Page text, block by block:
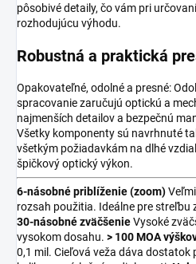
pôsobivé detaily, čo vám pri
rozhodujúcu výhodu.
Robustná a praktická
Opakovateľné, odolné a presné:
spracovanie zaručujú optickú a
najmenších detailov a bezpečnú
Všetky komponenty sú navrhnuté
všetkým požiadavkám na dlhé
špičkový optický výkon.
6-násobné priblíženie (zoom)
rozsah použitia. Ideálne pre streľbu
30-násobné zväčšenieVysoké
vysokom dosahu. > 100 MOA
0,1 mil. Cieľová veža dáva dostatok